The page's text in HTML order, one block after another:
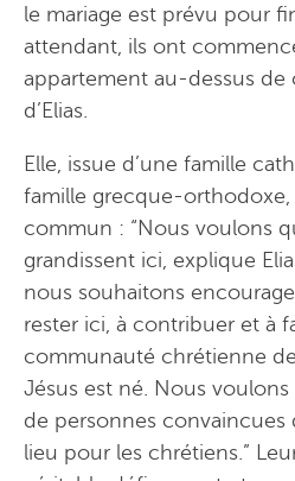
le mariage est prévu pour
attendant, ils ont
appartement au-dessus de
d’Elias.
Elle, issue d’une famille
famille grecque-orthodoxe,
commun : “Nous voulons
grandissent ici, explique
nous souhaitons
rester ici, à contribuer et à
communauté chrétienne
Jésus est né. Nous
de personnes
lieu pour les chrétiens.”